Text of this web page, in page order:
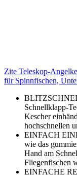
Zite Teleskop-
für Spinnfischen,
Schnellklapp-
Kescher
hochschnellen
EINFACH
wie das
Hand am
Fliegenfischen
EINFACHE